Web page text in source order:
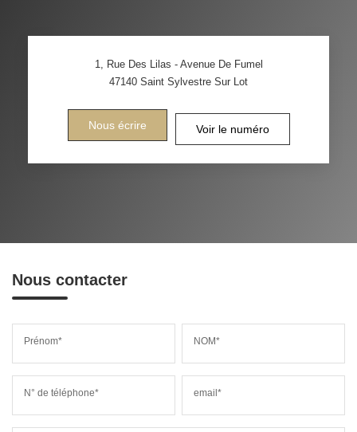
1, Rue Des Lilas - Avenue De Fumel
47140 Saint Sylvestre Sur Lot
Nous écrire Voir le numéro
Nous contacter
Prénom* NOM*
N° de téléphone* email*